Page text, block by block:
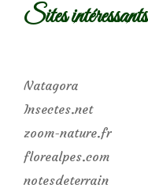
Sites intéressants
Natagora
Insectes.net
zoom-nature.fr
florealpes.com
notesdeterrain